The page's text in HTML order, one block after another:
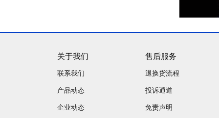
关于我们
联系我们
产品动态
企业动态
售后服务
退换货流程
投诉通道
免责声明